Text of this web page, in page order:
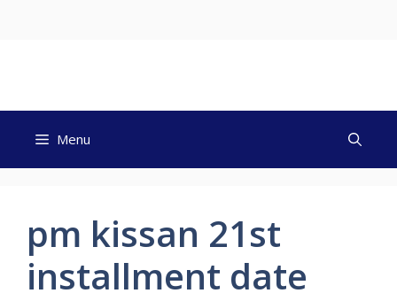
Menu
pm kissan 21st
installment date